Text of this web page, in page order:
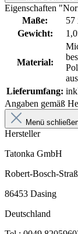
Eigenschaften
Maße:
57
Gewicht:
Material:
Lieferumfang:
Angaben gemäß
Menü
Hersteller
Tatonka GmbH
Robert-Bosch-
86453 Dasing
Deutschland